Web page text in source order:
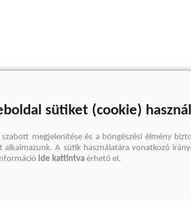
sütiket (cookie) használ
megjelenítése és a böngészési élmény
alkalmazunk. A sütik használatára vonatkozó
ide kattintva érhető el.